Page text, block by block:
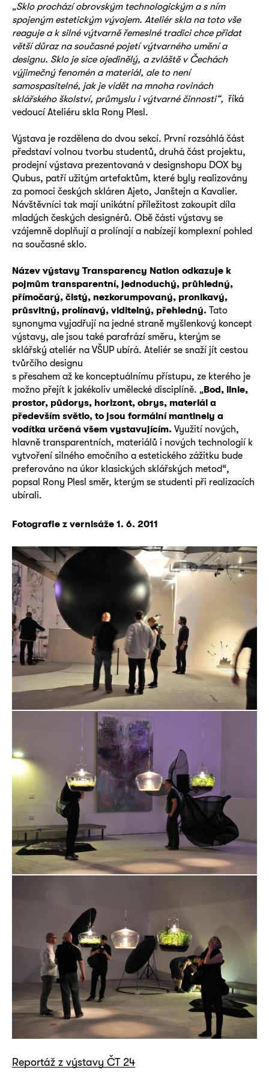
„Sklo prochází obrovským technologickým a s ním
spojeným estetickým vývojem. Ateliér skla na toto vše
reaguje a k silné výtvarně řemeslné tradici chce přidat
větší důraz na současné pojetí výtvarného umění a
designu. Sklo je sice ojedinělý, a zvláště v Čechách
výjimečný fenomén a materiál, ale to není
samospasitelné, jak je vidět na mnoha rovinách
sklářského školství, průmyslu i výtvarné činnosti“, říká
vedoucí Ateliéru skla Rony Plesl.
Výstava je rozdělena do dvou sekcí. První rozsáhlá část
představí volnou tvorbu studentů, druhá část projektu,
prodejní výstava prezentovaná v designshopu DOX by
Qubus, patří užitým artefaktům, které byly realizovány
za pomoci českých skláren Ajeto, Janštejn a Kavalier.
Návštěvníci tak mají unikátní příležitost zakoupit díla
mladých českých designérů. Obě části výstavy se
vzájemně doplňují a prolínají a nabízejí komplexní pohled
na současné sklo.
Název výstavy Transparency Nation odkazuje k
pojmům transparentní, jednoduchý, průhledný,
přímočarý, čistý, nezkorumpovaný, pronikavý,
průsvitný, prolínavý, viditelný, přehledný. Tato
synonyma vyjadřují na jedné straně myšlenkový koncept
výstavy, ale jsou také parafrází směru, kterým se
sklářský ateliér na VŠUP ubírá. Ateliér se snaží jít cestou
tvůrčího designu
s přesahem až ke konceptuálnímu přístupu, ze kterého je
možno přejít k jakékoliv umělecké disciplíně. „Bod, linie,
prostor, půdorys, horizont, obrys, materiál a
především světlo, to jsou formální mantinely a
vodítka určená všem vystavujícím. Využití nových,
hlavně transparentních, materiálů i nových technologií k
vytvoření silného emočního a estetického zážitku bude
preferováno na úkor klasických sklářských metod“,
popsal Rony Plesl směr, kterým se studenti při realizacích
ubírali.
Fotografie z vernisáže 1. 6. 2011
Reportáž z výstavy ČT 24